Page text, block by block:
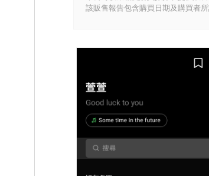
該販售報告包含購買日期及購買者